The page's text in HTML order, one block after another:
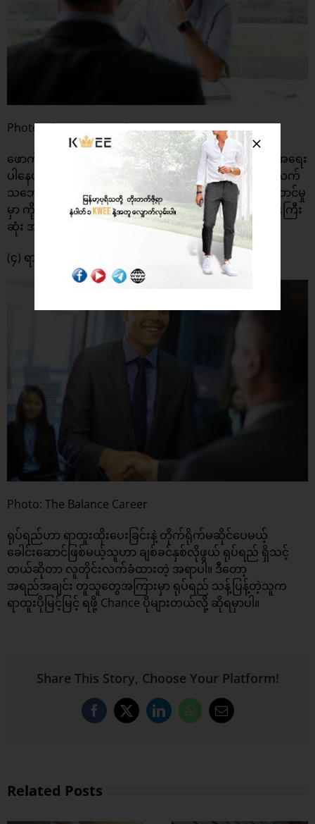
Photo: The Motley Fool
ဖောက်သည်ဝန်ဆောင်မှုပေးတဲ့ အလုပ်တွေမှာ ရုပ်ရည်ဟာ အရေး
ပါနေပါတယ်။ မျက်နှာဥပဓိရုပ်ကောင်းသူကို လူတွေက နှစ်သက်
သဘောကျပြီး ယုံကြည်ချင်ကြပါတယ်။ ဖောက်သည်ဝန်ဆောင်မှု
မှာ ကိုယ့်ဖောက်သည်တွေဆီက ယုံကြည်မှုရခြင်းဟာ အရေးကြီး
ဆုံး အရာ ဖြစ်ပါတယ်။
(၄) ရာထူပိုတိုးပေးချင်ကြတယ်
Photo: The Balance Career
ရုပ်ရည်ဟာ ရာထူးထိုးပေးခြင်းနဲ့ တိုက်ရိုက်မဆိုင်ပေမယ့်
ခေါင်းဆောင်ဖြစ်မယ့်သူဟာ ချစ်ခင်နှစ်လိုဖွယ် ရုပ်ရည် ရှိသင့်
တယ်ဆိုတာ လူတိုင်းလက်ခံထားတဲ့ အရာပါ။ ဒီတော့
အရည်အချင်း တူသူတွေအကြားမှာ ရုပ်ရည် သန့်ပြန့်တဲ့သူက
ရာထူးပိုမြင့်မြင့် ရဖို့ Chance ပိုများတယ်လို့ ဆိုရမှာပါ။
Share This Story, Choose Your Platform!
Facebook
X LinkedInWhatsApp
Email
Related Posts